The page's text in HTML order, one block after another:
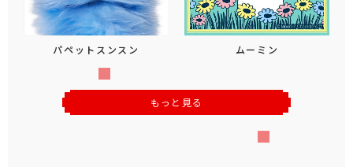
パペットスンスン ムーミン
もっと見る